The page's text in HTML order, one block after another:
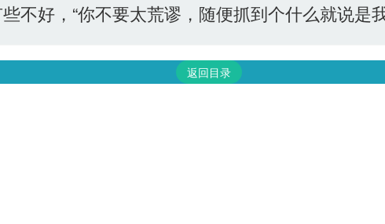
不好，“你不要太荒谬，随便抓到个什么就说是
返回目录